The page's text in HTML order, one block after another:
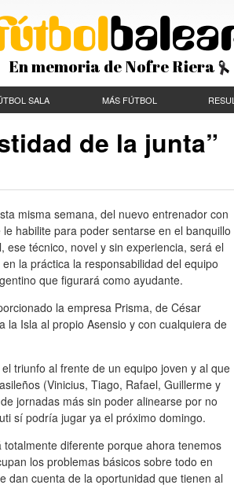
En memoria de Nofre Riera
SALA MÁS FÚTBOL
de la junta”
misma semana, del nuevo entrenador con
habilite para poder sentarse en el banquillo
ese técnico, novel y sin experiencia, será el
la práctica la responsabilidad del equipo
que figurará como ayudante.
la empresa Prisma, de César
la Isla al propio Asensio y con cualquiera de
triunfo al frente de un equipo joven y al que
(Vinicius, Tiago, Rafael, Guillerme y
jornadas más sin poder alinearse por no
sí podría jugar ya el próximo domingo.
diferente porque ahora tenemos
los problemas básicos sobre todo en
dan cuenta de la oportunidad que tienen al